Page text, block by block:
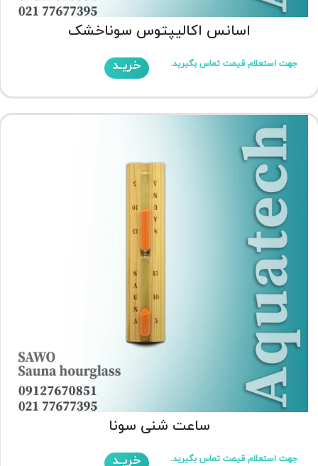
اسانس اکالیپتوس سوناخشک
جهت استعلام قیمت تماس بگیرید. خریـد
ساعت شنی سونا
جهت استعلام قیمت تماس بگیرید. خریـد